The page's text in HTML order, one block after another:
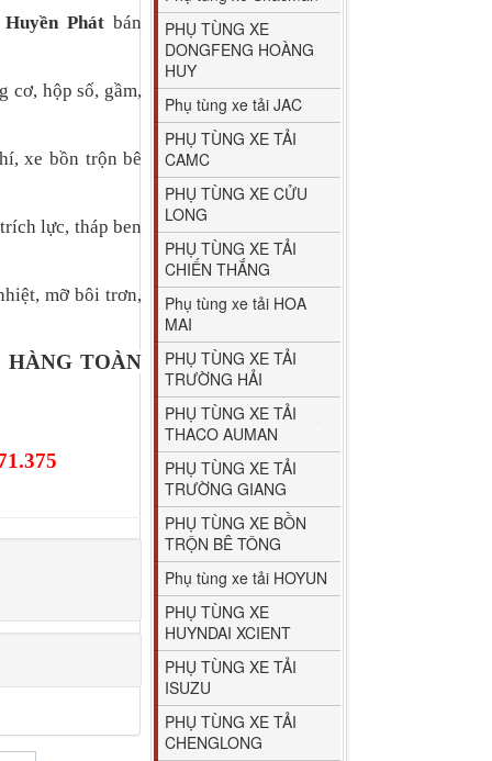
Phátbán
cơ, hộp số, gầm,
xe bồn trộn bê
lực, tháp ben
mỡ bôi trơn,
TOÀN
PHỤ TÙNG XE
DONGFENG HOÀNG
HUY
Phụ tùng xe tải JAC
PHỤ TÙNG XE TẢI
CAMC
PHỤ TÙNG XE CỬU
LONG
PHỤ TÙNG XE TẢI
CHIẾN THẮNG
Phụ tùng xe tải HOA
MAI
PHỤ TÙNG XE TẢI
TRƯỜNG HẢI
PHỤ TÙNG XE TẢI
THACO AUMAN
PHỤ TÙNG XE TẢI
TRƯỜNG GIANG
PHỤ TÙNG XE BỒN
TRỘN BÊ TÔNG
Phụ tùng xe tải HOYUN
PHỤ TÙNG XE
HUYNDAI XCIENT
PHỤ TÙNG XE TẢI
ISUZU
PHỤ TÙNG XE TẢI
CHENGLONG